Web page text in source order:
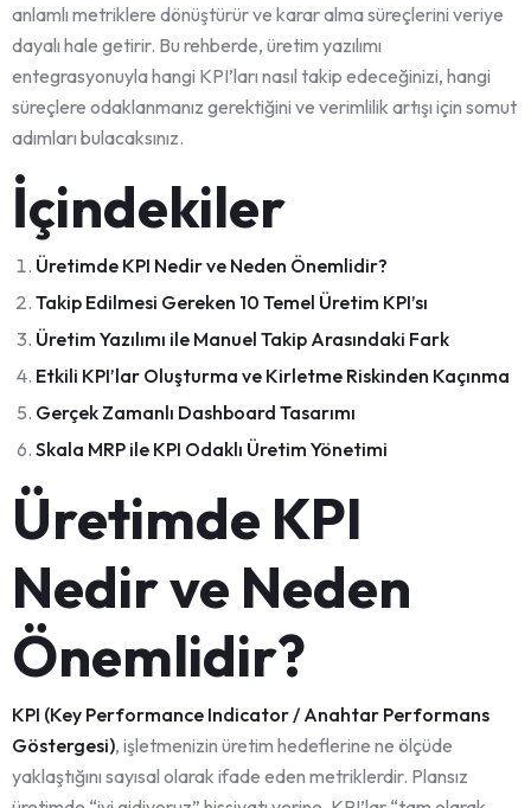
anlamlı metriklere dönüştürür ve karar alma süreçlerini veriye
dayalı hale getirir. Bu rehberde, üretim yazılımı
entegrasyonuyla hangi KPI’ları nasıl takip edeceğinizi, hangi
süreçlere odaklanmanız gerektiğini ve verimlilik artışı için somut
adımları bulacaksınız.
İçindekiler
Üretimde KPI Nedir ve Neden Önemlidir?
Takip Edilmesi Gereken 10 Temel Üretim KPI’sı
Üretim Yazılımı ile Manuel Takip Arasındaki Fark
Etkili KPI’lar Oluşturma ve Kirletme Riskinden Kaçınma
Gerçek Zamanlı Dashboard Tasarımı
Skala MRP ile KPI Odaklı Üretim Yönetimi
Üretimde KPI
Nedir ve Neden
Önemlidir?
KPI (Key Performance Indicator / Anahtar Performans
Göstergesi), işletmenizin üretim hedeflerine ne ölçüde
yaklaştığını sayısal olarak ifade eden metriklerdir. Plansız